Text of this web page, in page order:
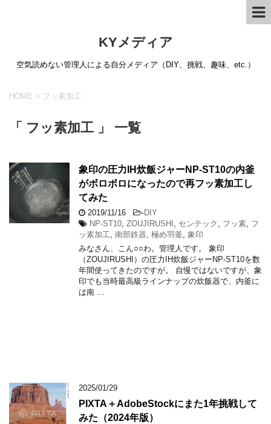
KYメディア
空気読めない管理人による自分メディア（DIY、挑戦、趣味、etc.）
HOME > フッ素加工
「 フッ素加工 」 一覧
象印の圧力IH炊飯ジャーNP-ST10の内釜
がボロボロになったので再フッ素加工し
てみた
2019/11/16 -DIY
NP-ST10 ZOUJIRUSHI センテック フッ素 フ
ッ素加工 南部鉄器 極め羽釜 象印
みなさん、こん○○わ。管理人です。 象印
（ZOUJIRUSHI）の圧力IH炊飯ジャーNP-ST10を数
年間使ってきたのですが。 自慢ではないですが、象
印でも当時最高級ラインナップの炊飯器で、内釜に
は南 …
2025/01/29
PIXTA＋AdobeStockにまた1年挑戦して
みた（2024年版）